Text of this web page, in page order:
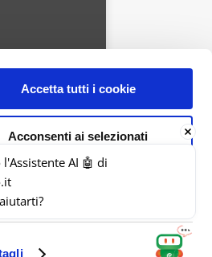
Accetta tutti i cookie
Acconsenti ai selezionati
Usa solo i cookie necessari
REA NA-
AI 🤖 di